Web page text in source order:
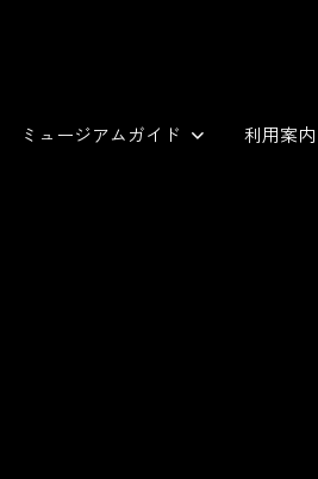
ミュージアムガイド 利用案内